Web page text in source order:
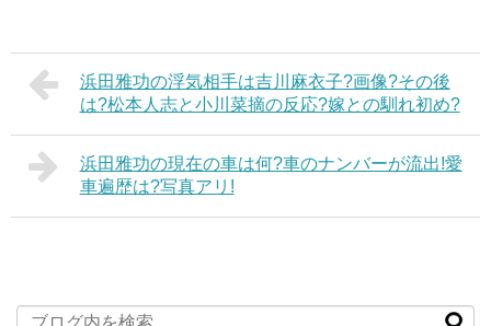
浜田雅功の浮気相手は吉川麻衣子?画像?その後
は?松本人志と小川菜摘の反応?嫁との馴れ初め?
浜田雅功の現在の車は何?車のナンバーが流出!愛
車遍歴は?写真アリ!